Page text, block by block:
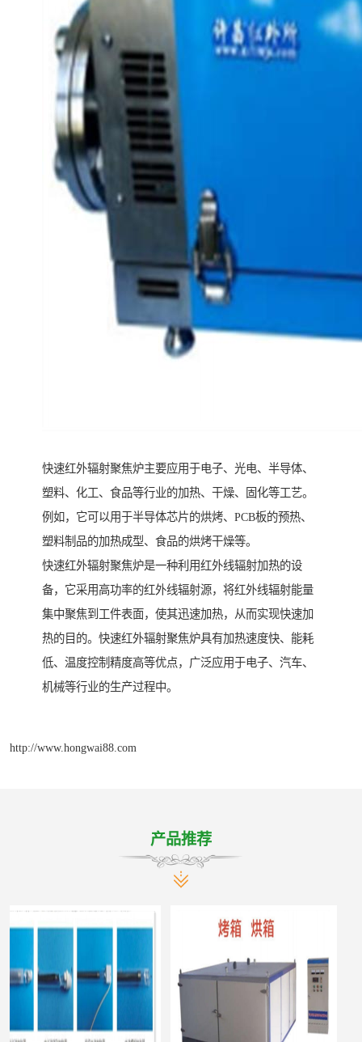
快速红外辐射聚焦炉主要应用于电子、光电、半导体、
塑料、化工、食品等行业的加热、干燥、固化等工艺。
例如，它可以用于半导体芯片的烘烤、PCB板的预热、
塑料制品的加热成型、食品的烘烤干燥等。
快速红外辐射聚焦炉是一种利用红外线辐射加热的设
备，它采用高功率的红外线辐射源，将红外线辐射能量
集中聚焦到工件表面，使其迅速加热，从而实现快速加
热的目的。快速红外辐射聚焦炉具有加热速度快、能耗
低、温度控制精度高等优点，广泛应用于电子、汽车、
机械等行业的生产过程中。
http://www.hongwai88.com
产品推荐